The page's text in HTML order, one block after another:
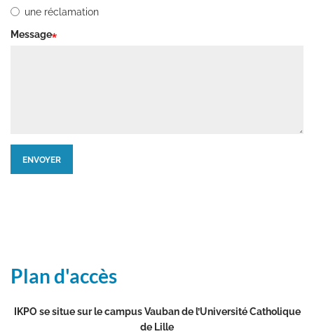
une réclamation
Message
ENVOYER
Plan d'accès
IKPO se situe sur le campus Vauban de l’Université Catholique
de Lille